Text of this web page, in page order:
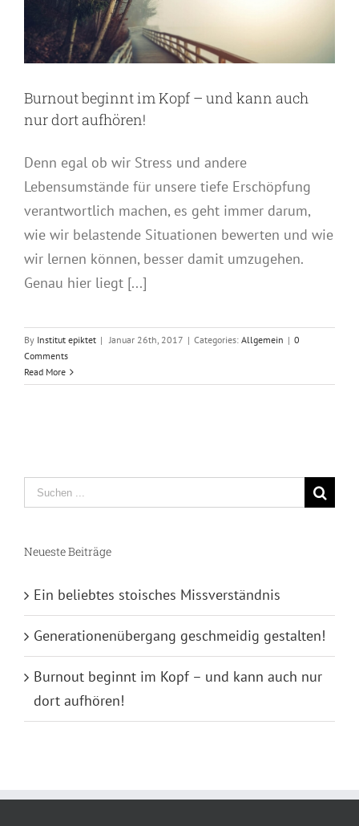
Burnout beginnt im Kopf – und kann auch
nur dort aufhören!
Denn egal ob wir Stress und andere
Lebensumstände für unsere tiefe Erschöpfung
verantwortlich machen, es geht immer darum,
wie wir belastende Situationen bewerten und wie
wir lernen können, besser damit umzugehen.
Genau hier liegt [...]
By Institut epiktet | Januar 26th, 2017 | Categories: Allgemein | 0
Comments
Read More
Suche
nach:
Neueste Beiträge
Ein beliebtes stoisches Missverständnis
Generationenübergang geschmeidig gestalten!
Burnout beginnt im Kopf – und kann auch nur
dort aufhören!